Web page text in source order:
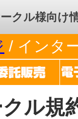
クル様向け
/ インタ
ル規